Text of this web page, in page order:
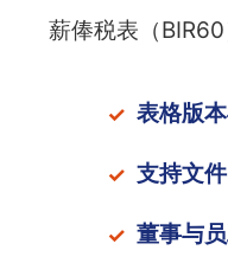
薪俸税表（
表格版
支持文件
董事与